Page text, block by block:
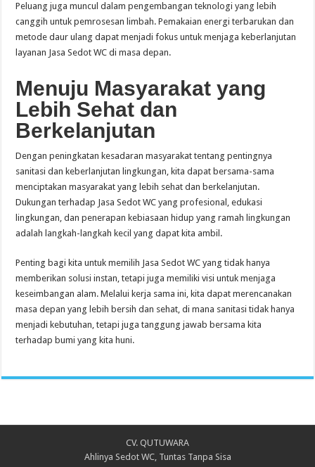
Peluang juga muncul dalam pengembangan teknologi yang lebih
canggih untuk pemrosesan limbah. Pemakaian energi terbarukan dan
metode daur ulang dapat menjadi fokus untuk menjaga keberlanjutan
layanan Jasa Sedot WC di masa depan.
Menuju Masyarakat yang
Lebih Sehat dan
Berkelanjutan
Dengan peningkatan kesadaran masyarakat tentang pentingnya
sanitasi dan keberlanjutan lingkungan, kita dapat bersama-sama
menciptakan masyarakat yang lebih sehat dan berkelanjutan.
Dukungan terhadap Jasa Sedot WC yang profesional, edukasi
lingkungan, dan penerapan kebiasaan hidup yang ramah lingkungan
adalah langkah-langkah kecil yang dapat kita ambil.
Penting bagi kita untuk memilih Jasa Sedot WC yang tidak hanya
memberikan solusi instan, tetapi juga memiliki visi untuk menjaga
keseimbangan alam. Melalui kerja sama ini, kita dapat merencanakan
masa depan yang lebih bersih dan sehat, di mana sanitasi tidak hanya
menjadi kebutuhan, tetapi juga tanggung jawab bersama kita
terhadap bumi yang kita huni.
CV. QUTUWARA
Ahlinya Sedot WC, Tuntas Tanpa Sisa